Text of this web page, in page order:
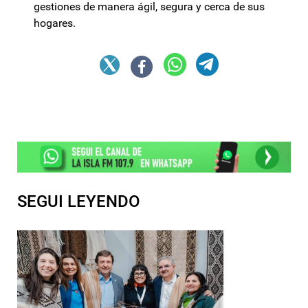
gestiones de manera ágil, segura y cerca de sus
hogares.
SEGUI LEYENDO